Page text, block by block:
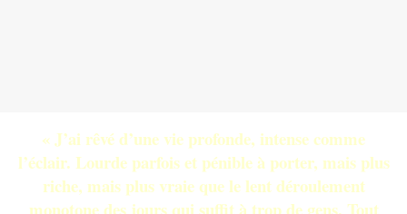
« J’ai rêvé d’une vie profonde, intense comme
l’éclair. Lourde parfois et pénible à porter, mais plus
riche, mais plus vraie que le lent déroulement